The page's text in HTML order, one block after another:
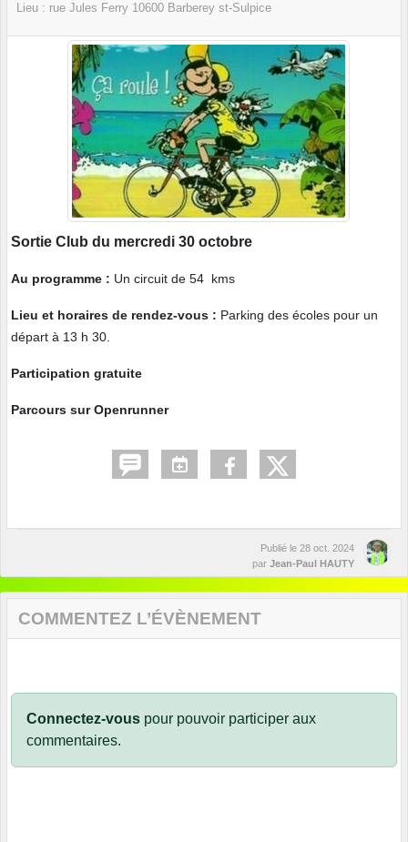
Lieu : rue Jules Ferry 10600 Barberey st-Sulpice
Sortie Club du mercredi 30 octobre
Au programme : Un circuit de 54 kms
Lieu et horaires de rendez-vous : Parking des écoles pour un
départ à 13 h 30.
Participation gratuite
Parcours sur Openrunner
Publié le 28 oct. 2024
par Jean-Paul HAUTY
COMMENTEZ L’ÉVÈNEMENT
Connectez-vous pour pouvoir participer aux
commentaires.